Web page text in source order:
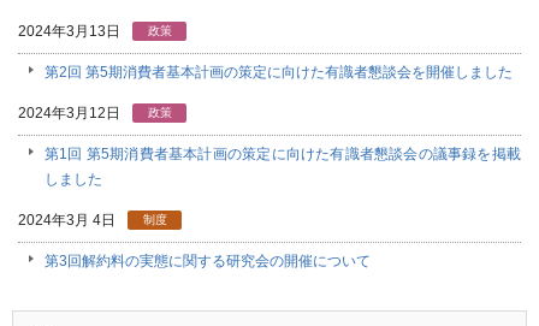
2024年3月13日 政策
第2回 第5期消費者基本計画の策定に向けた有識者懇談会を開催しました
2024年3月12日 政策
第1回 第5期消費者基本計画の策定に向けた有識者懇談会の議事録を掲載
しました
2024年3月 4日 制度
第3回解約料の実態に関する研究会の開催について